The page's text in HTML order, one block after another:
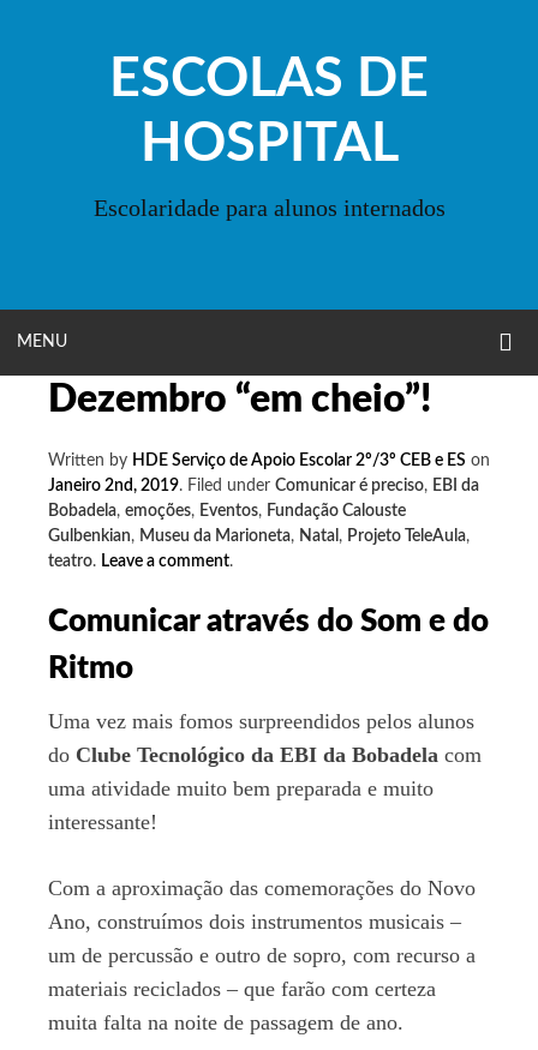
ESCOLAS DE
HOSPITAL
Escolaridade para alunos internados
MENUOPEN
MENU
Dezembro “em cheio”!
Written by HDE Serviço de Apoio Escolar 2º/3º CEB e ES on
Janeiro 2nd, 2019. Filed under Comunicar é preciso, EBI da
Bobadela, emoções, Eventos, Fundação Calouste
Gulbenkian, Museu da Marioneta, Natal , Projeto TeleAula,
teatro. Leave a comment.
Comunicar através do Som e do
Ritmo
Uma vez mais fomos surpreendidos pelos alunos
do Clube Tecnológico da EBI da Bobadela com
uma atividade muito bem preparada e muito
interessante!
Com a aproximação das comemorações do Novo
Ano, construímos dois instrumentos musicais –
um de percussão e outro de sopro, com recurso a
materiais reciclados – que farão com certeza
muita falta na noite de passagem de ano.